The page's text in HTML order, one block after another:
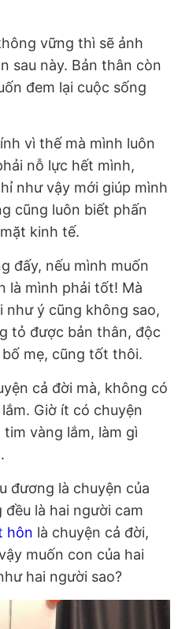
vững thì sẽ ảnh
sau này. Bản thân còn
đem lại cuộc sống
vì thế mà mình luôn
nỗ lực hết mình,
như vậy mới giúp mình
cũng luôn biết phấn
kinh tế.
đấy, nếu mình muốn
là mình phải tốt! Mà
như ý cũng không sao,
tỏ được bản thân, độc
mẹ, cũng tốt thôi.
cả đời mà, không có
Giờ ít có chuyện
vàng lắm, làm gì
đương là chuyện của
là hai người cam
hôn là chuyện cả đời,
muốn con của hai
hai người sao?